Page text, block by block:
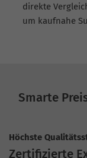
direkte
um kaufnahe
Smarte
Höchste
Zertifizierte